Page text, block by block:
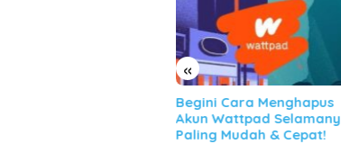
«
Penyebab HP Ngelag &
Cara Mengatasi Android
Lag dengan Mudah!